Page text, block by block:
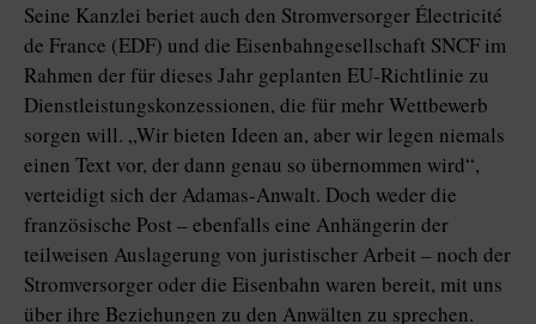
Seine Kanzlei beriet auch den Stromversorger Électricité
de France (EDF) und die Eisenbahngesellschaft SNCF im
Rahmen der für dieses Jahr geplanten EU-Richtlinie zu
Dienstleistungskonzessionen, die für mehr Wettbewerb
sorgen will. „Wir bieten Ideen an, aber wir legen niemals
einen Text vor, der dann genau so übernommen wird“,
verteidigt sich der Adamas-Anwalt. Doch weder die
französische Post – ebenfalls eine Anhängerin der
teilweisen Auslagerung von juristischer Arbeit – noch der
Stromversorger oder die Eisenbahn waren bereit, mit uns
über ihre Beziehungen zu den Anwälten zu sprechen.